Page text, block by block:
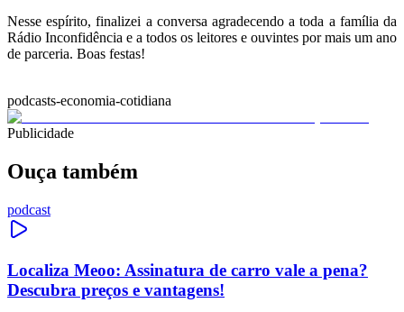
Nesse espírito, finalizei a conversa agradecendo a toda a família da
Rádio Inconfidência e a todos os leitores e ouvintes por mais um ano
de parceria. Boas festas!
podcasts-economia-cotidiana
Publicidade
Ouça também
podcast
Localiza Meoo: Assinatura de carro vale a pena?
Descubra preços e vantagens!